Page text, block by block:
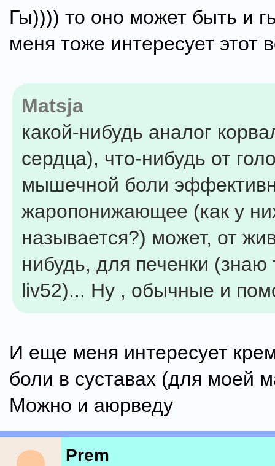
Гы)))) то оно может быть и
меня тоже интересует этот
Matsja
какой-нибудь аналог
сердца), что-нибудь от
мышечной боли
жаропонижающее (как у
называется?) может, от
нибудь, для печенки (знаю
liv52)... Ну , обычные и
И еще меня интересует
боли в суставах (для моей
Можно и аюрведу
Prem